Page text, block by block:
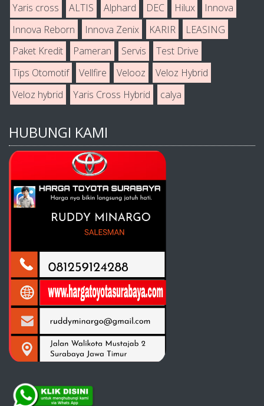
Yaris cross
ALTIS Alphard DEC Hilux
Innova
Innova Reborn
Innova Zenix KARIR
LEASING
Paket Kredit
Pameran Servis
Test Drive
Tips Otomotif
Vellfire Velooz
Veloz Hybrid
Veloz hybrid
Yaris Cross Hybrid calya
HUBUNGI KAMI